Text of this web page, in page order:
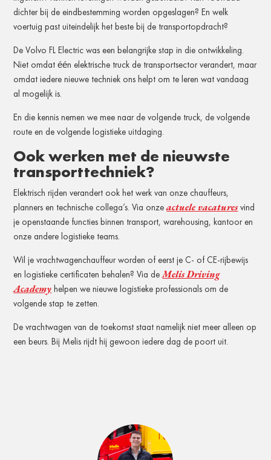
dichter bij de eindbestemming worden opgeslagen? En welk
voertuig past uiteindelijk het beste bij de transportopdracht?
De Volvo FL Electric was een belangrijke stap in die ontwikkeling.
Niet omdat één elektrische truck de transportsector verandert, maar
omdat iedere nieuwe techniek ons helpt om te leren wat vandaag
al mogelijk is.
En die kennis nemen we mee naar de volgende truck, de volgende
route en de volgende logistieke uitdaging.
Ook werken met de nieuwste
transporttechniek?
Elektrisch rijden verandert ook het werk van onze chauffeurs,
planners en technische collega’s. Via onzeactuele vacaturesvind
je openstaande functies binnen transport, warehousing, kantoor en
onze andere logistieke teams.
Wil je vrachtwagenchauffeur worden of eerst je C- of CE-rijbewijs
en logistieke certificaten behalen? Via deMelis Driving
Academy helpen we nieuwe logistieke professionals om de
volgende stap te zetten.
De vrachtwagen van de toekomst staat namelijk niet meer alleen op
een beurs. Bij Melis rijdt hij gewoon iedere dag de poort uit.